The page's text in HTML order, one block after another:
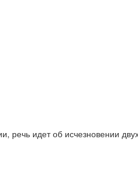
идет об исчезновении